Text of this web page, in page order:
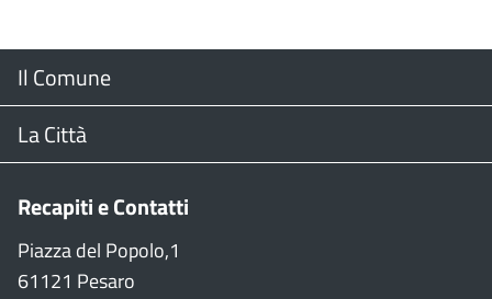
Menu
Footer
Il Comune
Il Sindaco
Consiglio Comunale
La Città
Stradario
Recapiti e Contatti
Piazza del Popolo,1
61121 Pesaro